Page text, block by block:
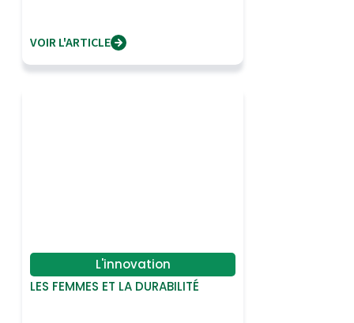
VOIR L'ARTICLE
L'innovation
LES FEMMES ET LA DURABILITÉ